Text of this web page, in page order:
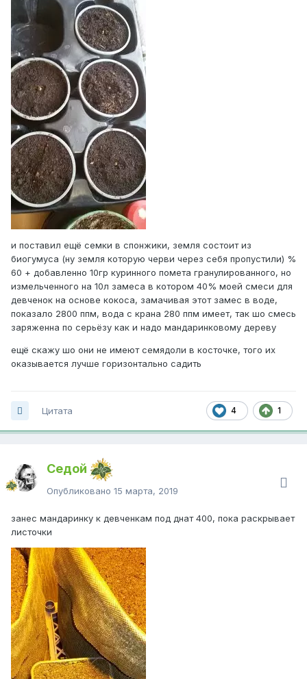
и поставил ещё семки в спонжики, земля состоит из
биогумуса (ну земля которую черви через себя пропустили) %
60 + добавленно 10гр куринного помета гранулированного, но
измельченного на 10л замеса в котором 40% моей смеси для
девченок на основе кокоса, замачивая этот замес в воде,
показало 2800 ппм, вода с крана 280 ппм имеет, так шо смесь
заряженна по серьёзу как и надо мандаринковому дереву
ещё скажу шо они не имеют семядоли в косточке, того их
оказывается лучше горизонтально садить
4 1
Цитата
Седой
Опубликовано 15 марта, 2019
занес мандаринку к девченкам под днат 400, пока раскрывает
листочки